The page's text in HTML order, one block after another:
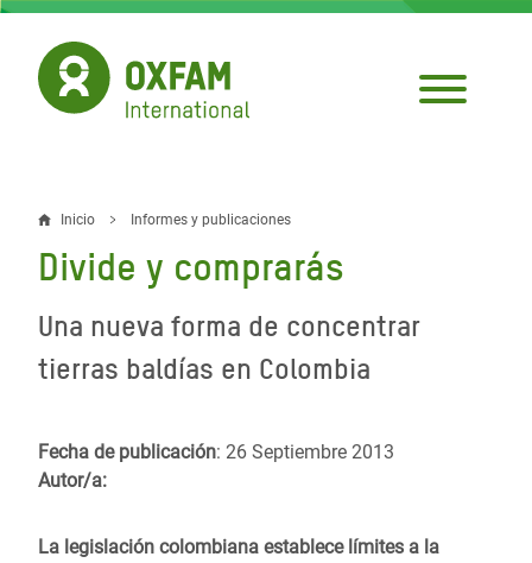
Pasar
contenido
principal
Sobrescribir
enlaces
de
ayuda
la
navegación
Inicio Informes y publicaciones
Divide y comprarás
Una nueva forma de concentrar
tierras baldías en Colombia
Fecha de publicación: 26 Septiembre 2013
Autor/a:
La legislación colombiana establece límites a la